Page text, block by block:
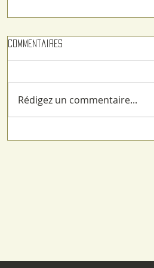
Commentaires
Rédigez un commentaire...